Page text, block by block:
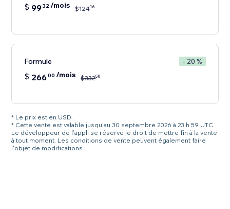
$ 9932/mois $12416
Formule - 20 %
$ 26600 /mois $33250
* Le prix est en USD.
* Cette vente est valable jusqu'au 30 septembre 2026 à 23 h 59 UTC.
Le développeur de l'appli se réserve le droit de mettre fin à la vente
à tout moment. Les conditions de vente peuvent également faire
l'objet de modifications.